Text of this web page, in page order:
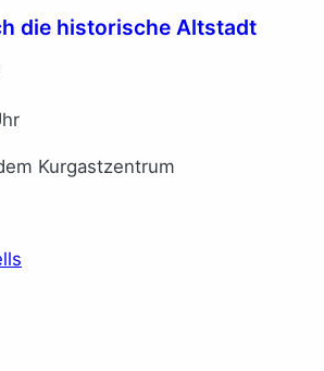
die historische Altstadt
Kurgastzentrum